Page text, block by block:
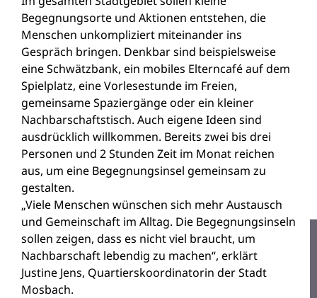
Begegnungsorte und Aktionen entstehen, die
Menschen unkompliziert miteinander ins
Gespräch bringen. Denkbar sind beispielsweise
eine Schwätzbank, ein mobiles Elterncafé auf dem
Spielplatz, eine Vorlesestunde im Freien,
gemeinsame Spaziergänge oder ein kleiner
Nachbarschaftstisch. Auch eigene Ideen sind
ausdrücklich willkommen. Bereits zwei bis drei
Personen und 2 Stunden Zeit im Monat reichen
aus, um eine Begegnungsinsel gemeinsam zu
gestalten.
„Viele Menschen wünschen sich mehr Austausch
und Gemeinschaft im Alltag. Die Begegnungsinseln
sollen zeigen, dass es nicht viel braucht, um
Nachbarschaft lebendig zu machen“, erklärt
Justine Jens, Quartierskoordinatorin der Stadt
Mosbach.